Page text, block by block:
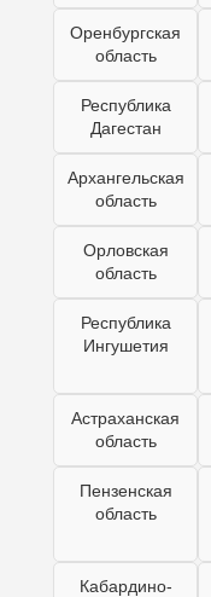
Оренбургская
область
Республика
Дагестан
Архангельская
область
Орловская
область
Республика
Ингушетия
Астраханская
область
Пензенская
область
Кабардино-